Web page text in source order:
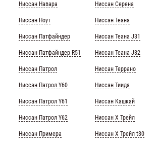
Ниссан Навара
Ниссан Ноут
Ниссан Патфайндер
Ниссан Патфайндер R51
Ниссан Патрол
Ниссан Патрол Y60
Ниссан Патрол Y61
Ниссан Патрол Y62
Ниссан Примера
Ниссан Серена
Ниссан Теана
Ниссан Теана J31
Ниссан Теана J32
Ниссан Террано
Ниссан Тиида
Ниссан Кашкай
Ниссан Х Трейл
Ниссан Х Трейл t30